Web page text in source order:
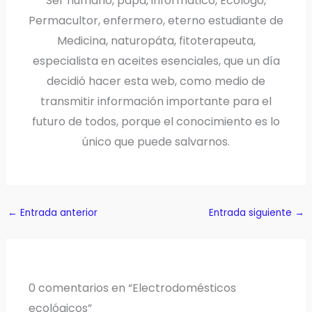
Permacultor, enfermero, eterno estudiante de
Medicina, naturopáta, fitoterapeuta,
especialista en aceites esenciales, que un día
decidió hacer esta web, como medio de
transmitir información importante para el
futuro de todos, porque el conocimiento es lo
único que puede salvarnos.
← Entrada anterior Entrada siguiente →
0 comentarios en “Electrodomésticos
ecológicos”